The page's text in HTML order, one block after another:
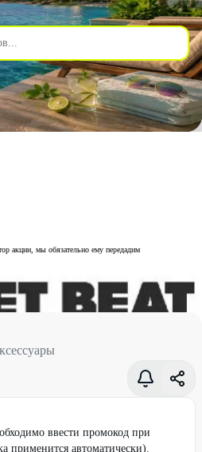
акции, мы обязательно ему передадим
со скидкой до 70% -
ввести промокод при
применится автоматически).